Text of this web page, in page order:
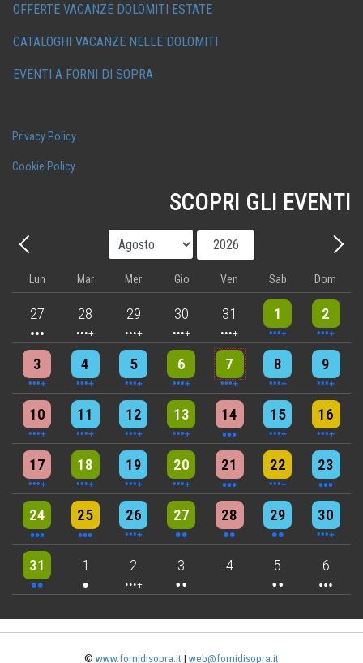
OFFERTE VACANZE DOLOMITI ESTATE
CATALOGHI VACANZE NELLE DOLOMITI
EVENTI A FORNI DI SOPRA
Privacy Policy
Cookie Policy
SCOPRI GLI EVENTI
Precedente - Mese
Anno
Lun Mar Mer Gio Ven Sab Dom
27
3 events 28
4 events 29
5 events 30
5 events 31
5 events 1
10 events 2
8 events
3
4 events 4
4 events 5
7 events 6
6 events 7
5 events 8
7 events 9
8 events
10
6 events 11
7 events 12
7 events 13
9 events 14
3 events 15
6 events 16
4 events
17
5 events 18
6 events 19
7 events 20
6 events 21
3 events 22
4 events 23
3 events
24
3 events 25
3 events 26
6 events 27
2 events 28
2 events 29
2 events 30
4 events
31
2 events 1
One event 2
4 events 3
2 events 4 5
2 events 6
3 events
© www.fornidisopra.it | web@fornidisopra.it